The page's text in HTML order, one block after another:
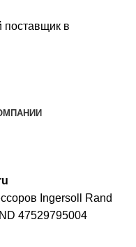
Ingersoll Rand
47529795004